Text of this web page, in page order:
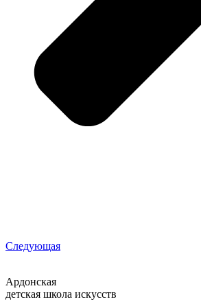
Следующая
Ардонская
детская школа искусств